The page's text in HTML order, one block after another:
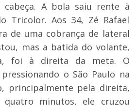
cabeça. A bola saiu rente à
Tricolor. Aos 34, Zé Rafael
de uma cobrança de lateral
mas a batida do volante,
foi à direita da meta. O
o São Paulo na
principalmente pela direita,
quatro minutos, ele cruzou